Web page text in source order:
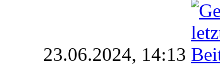
23.06.2024, 14:13